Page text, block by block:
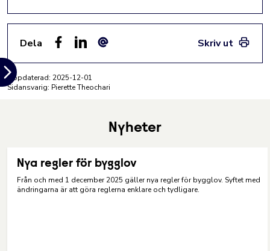
Dela
Skriv ut
Uppdaterad: 2025-12-01
Sidansvarig: Pierette Theochari
Nyheter
Nya regler för bygglov
Från och med 1 december 2025 gäller nya regler för bygglov. Syftet med
ändringarna är att göra reglerna enklare och tydligare.